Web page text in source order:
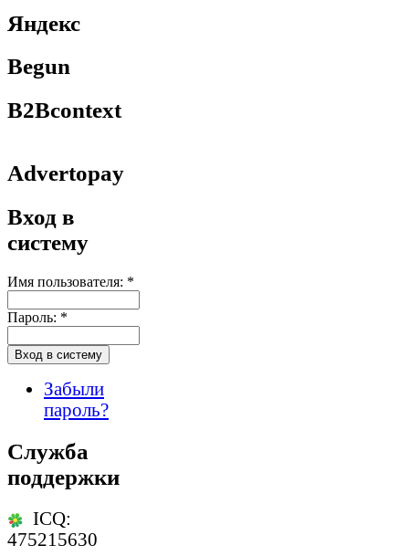
Яндекс
Begun
B2Bcontext
Advertopay
Вход в
систему
Имя пользователя: *
Пароль: *
Забыли
пароль?
Служба
поддержки
ICQ:
475215630